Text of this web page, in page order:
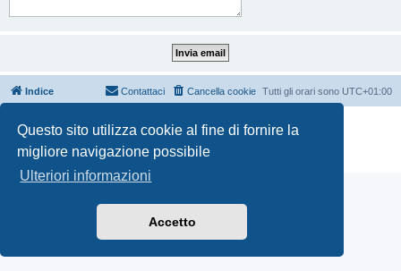
Questo sito utilizza cookie al fine di fornire la
migliore navigazione possibile
Ulteriori informazioni
Accetto
Indice Tutti gli orari sono UTC+01:00
Cancella cookie
Contattaci
Creato da
® Forum Software © phpBB Limited
Privacy|Condizioni